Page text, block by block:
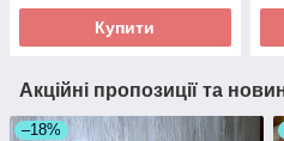
Купити
Акційні пропозиції та
–18%